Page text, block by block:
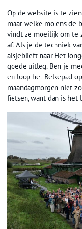
Op de website is te
maar welke molens de
vindt ze moeilijk om te
af. Als je de techniek
alsjeblieft naar Het
goede uitleg. Ben je
en loop het Relkepad
maandagmorgen niet
fietsen, want dan is het